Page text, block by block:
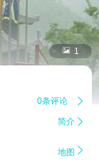
 1
0条评论 
简介 
地图 